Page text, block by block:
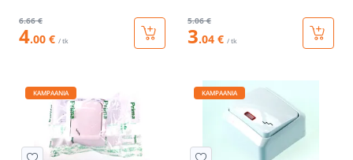
6.66 €
4.00 € / tk
5.06 €
3.04 € / tk
KAMPAANIA KAMPAANIA